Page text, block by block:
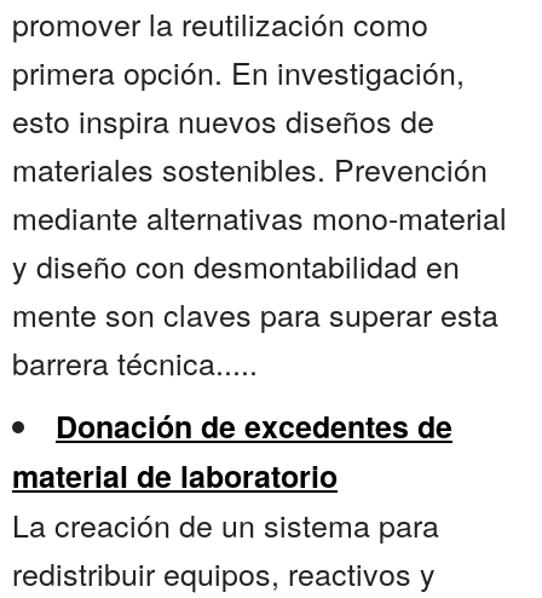
promover la reutilización como
primera opción. En investigación,
esto inspira nuevos diseños de
materiales sostenibles. Prevención
mediante alternativas mono-material
y diseño con desmontabilidad en
mente son claves para superar esta
barrera técnica.....
Donación de excedentes de
material de laboratorio
La creación de un sistema para
redistribuir equipos, reactivos y